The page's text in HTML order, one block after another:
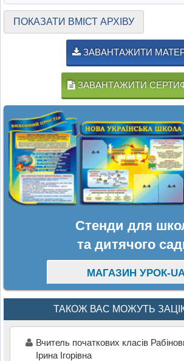
ПОКАЗАТИ ВМІСТ АРХІВУ
ЗАВАНТАЖИТИ
ЗАВАНТАЖИТИ
Стенди для
та дитячого
МАГАЗИН УРОК-
ТАКОЖ ВАС МОЖУТЬ
Вчитель початкових класів
Ірина Ігорівна